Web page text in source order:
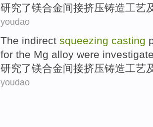
研究了镁合金间接挤压铸造工艺
youdao
The indirect squeezing casting
for the Mg alloy were
研究了镁合金间接挤压铸造工艺
youdao